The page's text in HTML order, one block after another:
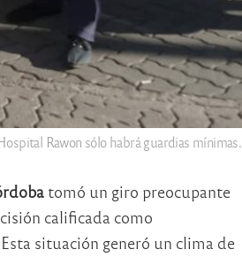
Rawon sólo habrá guardias mínimas.
tomó un giro preocupante
calificada como
Esta situación generó un clima de